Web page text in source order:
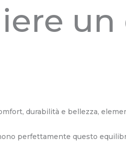
durabilità e bellezza,
perfettamente questo